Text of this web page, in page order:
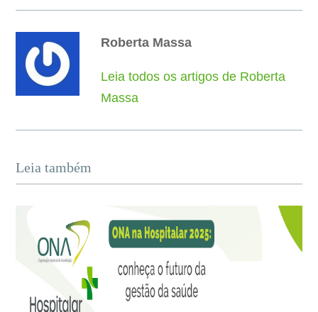
Roberta Massa
Leia todos os artigos de Roberta
Massa
Leia também